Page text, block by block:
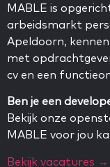
MABLE is
arbeidsmarkt
Apeldoorn,
met
cv en een
Ben je een
Bekijk onze
MABLE voor jou
Bekijk vacatures →